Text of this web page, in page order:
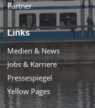
Partner
Links
Medien & News
Jobs & Karriere
Pressespiegel
Yellow Pages